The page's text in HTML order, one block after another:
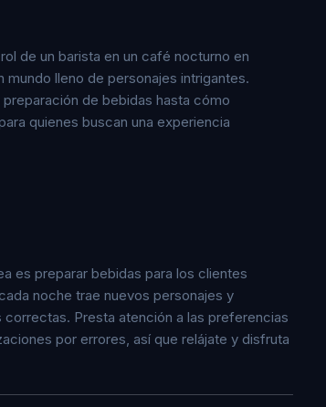
de un barista en un café nocturno en
lleno de personajes intrigantes.
de bebidas hasta cómo
quienes buscan una experiencia
es preparar bebidas para los clientes
noche trae nuevos personajes y
Presta atención a las preferencias
por errores, así que relájate y disfruta